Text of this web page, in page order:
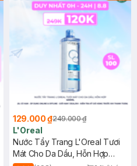
129.000 ₫249.000 ₫
L'Oreal
Nước Tẩy Trang L'Oreal Tươi
Mát Cho Da Dầu, Hỗn Hợp